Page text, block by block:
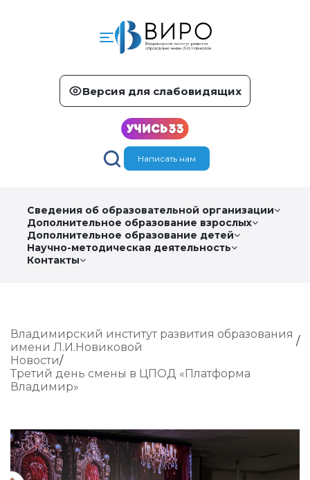
Версия для слабовидящих
Написать нам
Сведения об образовательной организации
Дополнительное образование взрослых
Дополнительное образование детей
Научно-методическая деятельность
Контакты
Владимирский институт развития образования
имени Л.И.Новиковой
Новости
Третий день смены в ЦПОД «Платформа
Владимир»